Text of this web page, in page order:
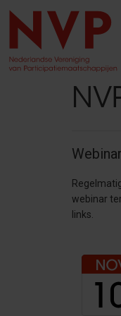
webinar
links.